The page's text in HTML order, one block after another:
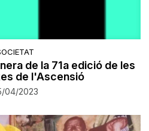
de la 71a edició de les
de l'Ascensió
04/2023